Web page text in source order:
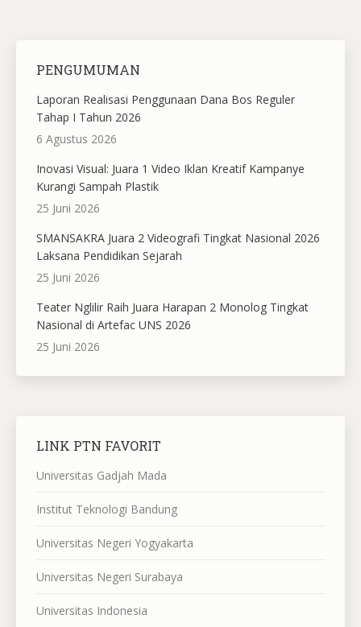
PENGUMUMAN
Laporan Realisasi Penggunaan Dana Bos Reguler
Tahap I Tahun 2026
6 Agustus 2026
Inovasi Visual: Juara 1 Video Iklan Kreatif Kampanye
Kurangi Sampah Plastik
25 Juni 2026
SMANSAKRA Juara 2 Videografi Tingkat Nasional 2026
Laksana Pendidikan Sejarah
25 Juni 2026
Teater Nglilir Raih Juara Harapan 2 Monolog Tingkat
Nasional di Artefac UNS 2026
25 Juni 2026
LINK PTN FAVORIT
Universitas Gadjah Mada
Institut Teknologi Bandung
Universitas Negeri Yogyakarta
Universitas Negeri Surabaya
Universitas Indonesia